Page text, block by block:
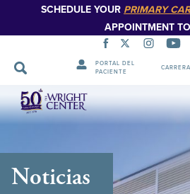
SCHEDULE YOUR PRIMARY
APPOINTMENT
PORTAL DEL
PACIENTE
CARRERA
Saltar
navegación
Noticias